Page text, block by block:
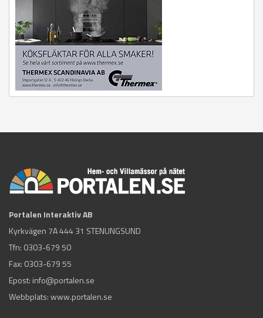
Portalen Interaktiv AB
Kyrkvägen 7A 444 31 STENUNGSUND
Tfn: 0303-679 50
Fax: 0303-679 55
Epost: info@portalen.se
Webbplats: www.portalen.se